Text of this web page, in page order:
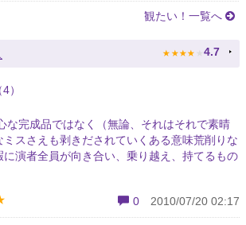
観たい！一覧へ
★ ★ ★ ★ ★ 4.7
）
な完成品ではなく（無論、それはそれで素晴
ミスさえも剥きだされていくある意味荒削りな
演者全員が向き合い、乗り越え、持てるもの
0 2010/07/20 02:17